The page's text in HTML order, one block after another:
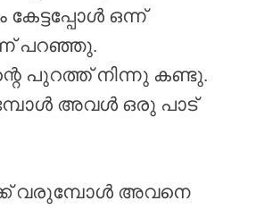
ഒന്ന്
പറഞ്ഞു.
പുറത്ത് നിന്നു കണ്ടു.
അവൾ ഒരു പാട്
വരുമ്പോൾ അവനെ